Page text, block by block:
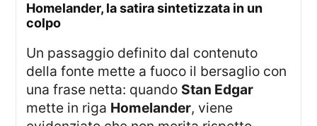
homelander, la satira sintetizzata in un
colpo
Un passaggio definito dal contenuto
della fonte mette a fuoco il bersaglio con
una frase netta: quando Stan Edgar
mette in riga Homelander, viene